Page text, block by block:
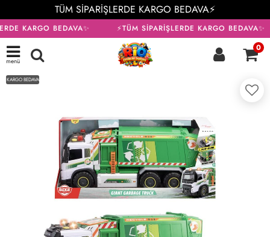
TÜM SİPARİŞLERDE KARGO BEDAVA⚡
KARGO BEDAVA✨ ⚡TÜM SİPARİŞLERDE KARGO BEDAVA✨
menü
0
KARGO BEDAVA